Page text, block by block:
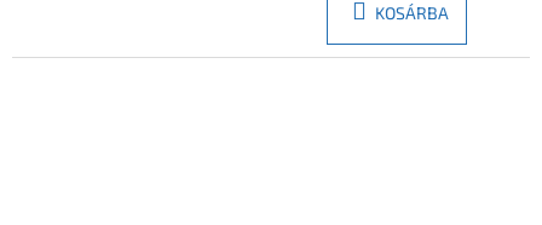
KOSÁRBA